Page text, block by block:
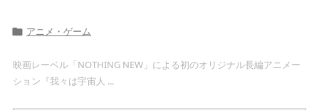
 アニメ・ゲーム
映画レーベル「NOTHING NEW」による初のオリジナル長編アニメー
ション『我々は宇宙人 ...